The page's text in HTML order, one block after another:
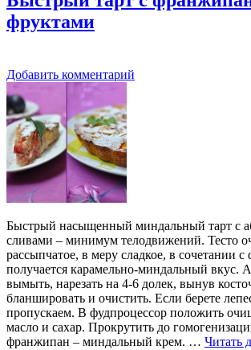
фруктами
Добавить комментарий
Быстрый насыщенный миндальный тарт с
сливами – минимум телодвижений. Тесто
рассыпчатое, в меру сладкое, в сочетании
получается карамельно-миндальный вкус.
вымыть, нарезать на 4-6 долек, вынув
бланшировать и очистить. Если берете
пропускаем. В фудпроцессор положить
масло и сахар. Прокрутить до
франжипан – миндальный крем. … Читать